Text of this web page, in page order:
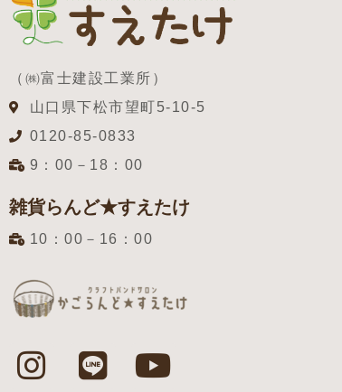
（㈱富士建設工業所）
山口県下松市望町5-10-5
0120-85-0833
9：00－18：00
雑貨らんど★すえたけ
10：00－16：00